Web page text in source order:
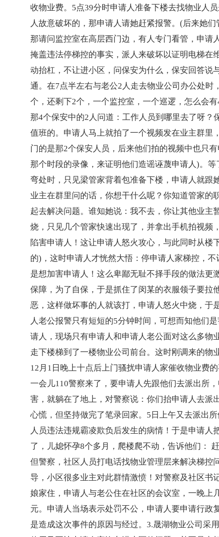
收物业费。5点39分时申请人准备下楼去找物业人
人故意破坏的，那申请人请她赶紧报警。(后来她
那请问监控室在高层西门边，有人专门看管，申
掩盖违法停梯控的事实，派人来破坏以证明电梯
动抬杠，不让进小区，问保安为什么，保安回答说
通。在7点半左右与老公2人走去物业公司办公处
个，还剩下2个，一个监控室，一个巡逻，怎么会
那4个保安中的2人问道：工作人员到哪里去了呀
值班的。申请人马上就拍了一个视频发在业主群里
门的是那2个保安人员，后来他们拍的视频中也只
那个时段的录像，来证明他们造谣诬蔑申请人)。
弯处时，只见梁管家背着包准备下楼，申请人就
业主在群里问的话，你想干什么呢？你知道管家
起去解决问题。谁知她说：我不去，你让其他业
烧，只见几个管家快速出现了，并拿出手机拍视
陷害申请人！这让申请人怒火攻心，与此同时从
的)，这时申请人才恍然大悟：停申请人家梯控，
是想加害申请人！这么卑鄙无耻不择手段的做法
保障，为了自保，于是抓住了闵某的衣服领子要
恶，这样做坏事的人就该打，申请人怒火中烧，于
人老公报警只有短短的5分钟时间，可想而知他们
请人，现场只有申请人和申请人老公面对这么多
走下楼梯到了一楼物业公司前台。这时刚调来的
12月1日晚上十点后上门骚扰申请人家催收物业费
一会儿110警察来了，要申请人先跟他们去派出所
害，就躺在了地上，对警察说：你们抬申请人去派
心慌，但坚持做完了笔录回家。5日上午又去派出
人员违法违规霸凌欺负后发生的病情！于是申请
了，儿媳怀孕8个多月，爬楼爬不动，告诉他们：
但警察，社区人员打电话找物业管理层来解决梯控
导，小区很多业主对此群情激愤！对警察及社区
娘家住，申请人与老公住在社区的会议室，一晚上
元。申请人当场表示处罚不公，申请人要申请行
是造成这次事件的原因与经过。3.晟湖物业公司采